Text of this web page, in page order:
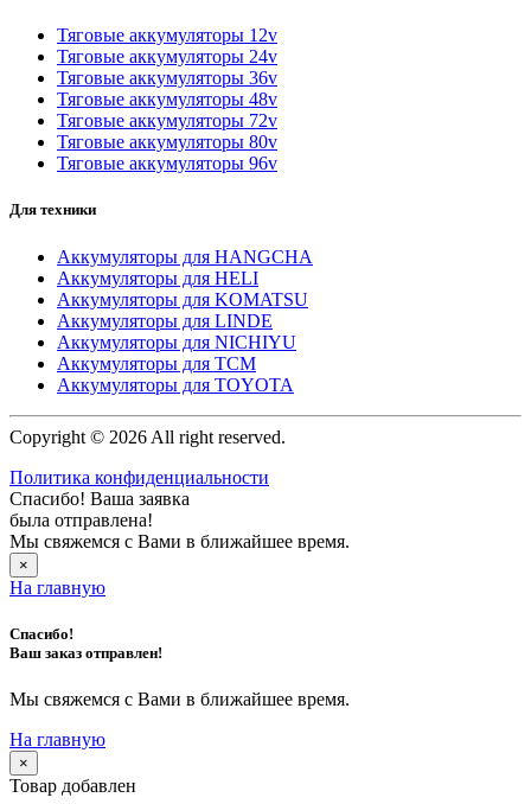
Тяговые аккумуляторы 12v
Тяговые аккумуляторы 24v
Тяговые аккумуляторы 36v
Тяговые аккумуляторы 48v
Тяговые аккумуляторы 72v
Тяговые аккумуляторы 80v
Тяговые аккумуляторы 96v
Для техники
Аккумуляторы для HANGCHA
Аккумуляторы для HELI
Аккумуляторы для KOMATSU
Аккумуляторы для LINDE
Аккумуляторы для NICHIYU
Аккумуляторы для TCM
Аккумуляторы для TOYOTA
Copyright © 2026 All right reserved.
Политика конфиденциальности
Спасибо! Ваша заявка
была отправлена!
Мы свяжемся с Вами в ближайшее время.
×
На главную
Спасибо!
Ваш заказ отправлен!
Мы свяжемся с Вами в ближайшее время.
На главную
×
Товар добавлен